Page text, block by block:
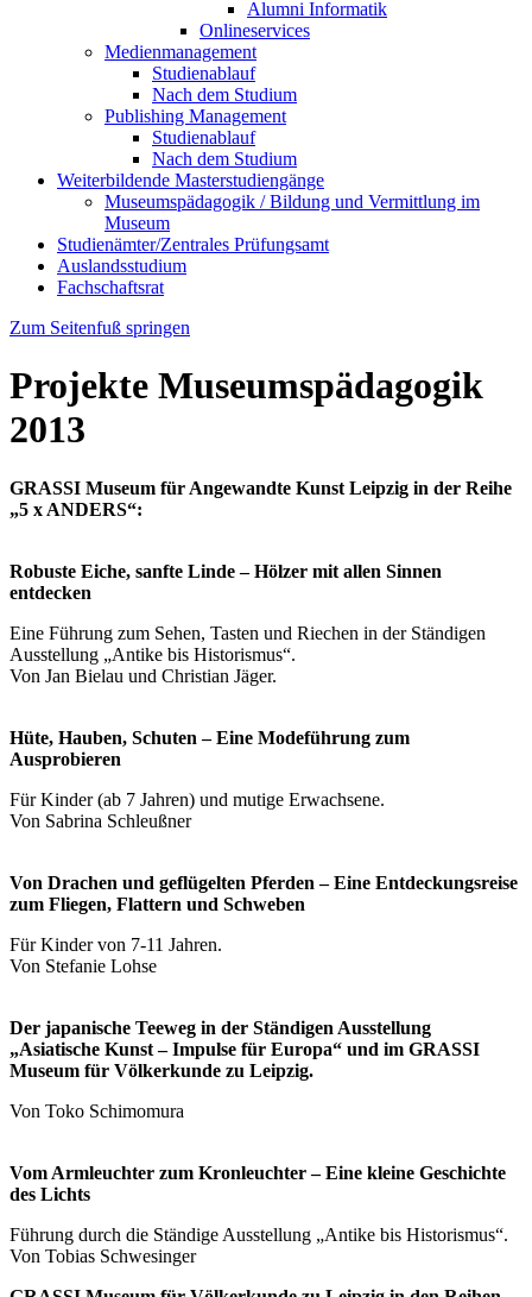
Alumni Informatik
Onlineservices
Medienmanagement
Studienablauf
Nach dem Studium
Publishing Management
Studienablauf
Nach dem Studium
Weiterbildende Masterstudiengänge
Museumspädagogik / Bildung und Vermittlung im
Museum
Studienämter/Zentrales Prüfungsamt
Auslandsstudium
Fachschaftsrat
Zum Seitenfuß springen
Projekte Museumspädagogik
2013
GRASSI Museum für Angewandte Kunst Leipzig in der Reihe
„5 x ANDERS“:
Robuste Eiche, sanfte Linde – Hölzer mit allen Sinnen
entdecken
Eine Führung zum Sehen, Tasten und Riechen in der Ständigen
Ausstellung „Antike bis Historismus“.
Von Jan Bielau und Christian Jäger.
Hüte, Hauben, Schuten – Eine Modeführung zum
Ausprobieren
Für Kinder (ab 7 Jahren) und mutige Erwachsene.
Von Sabrina Schleußner
Von Drachen und geflügelten Pferden – Eine Entdeckungsreise
zum Fliegen, Flattern und Schweben
Für Kinder von 7-11 Jahren.
Von Stefanie Lohse
Der japanische Teeweg in der Ständigen Ausstellung
„Asiatische Kunst – Impulse für Europa“ und im GRASSI
Museum für Völkerkunde zu Leipzig.
Von Toko Schimomura
Vom Armleuchter zum Kronleuchter – Eine kleine Geschichte
des Lichts
Führung durch die Ständige Ausstellung „Antike bis Historismus“.
Von Tobias Schwesinger